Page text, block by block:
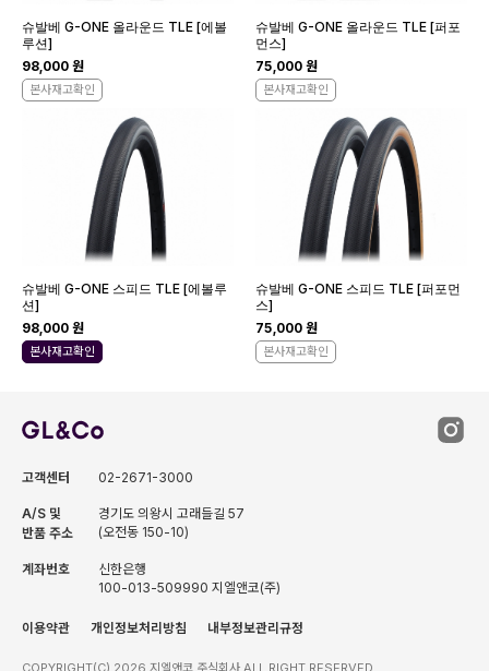
슈발베 G-ONE 올라운드 TLE [에볼
루션]
98,000 원
본사재고확인
슈발베 G-ONE 올라운드 TLE [퍼포
먼스]
75,000 원
본사재고확인
슈발베 G-ONE 스피드 TLE [에볼루
션]
98,000 원
본사재고확인
슈발베 G-ONE 스피드 TLE [퍼포먼
스]
75,000 원
본사재고확인
고객센터 02-2671-3000
A/S 및
반품 주소
경기도 의왕시 고래들길 57
(오전동 150-10)
계좌번호
신한은행
100-013-509990 지엘앤코(주)
이용약관 개인정보처리방침 내부정보관리규정
COPYRIGHT(C) 2026 지엘앤코 주식회사 ALL RIGHT RESERVED.